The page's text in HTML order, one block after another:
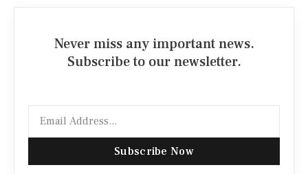
Never miss any important news.
Subscribe to our newsletter.
Subscribe Now